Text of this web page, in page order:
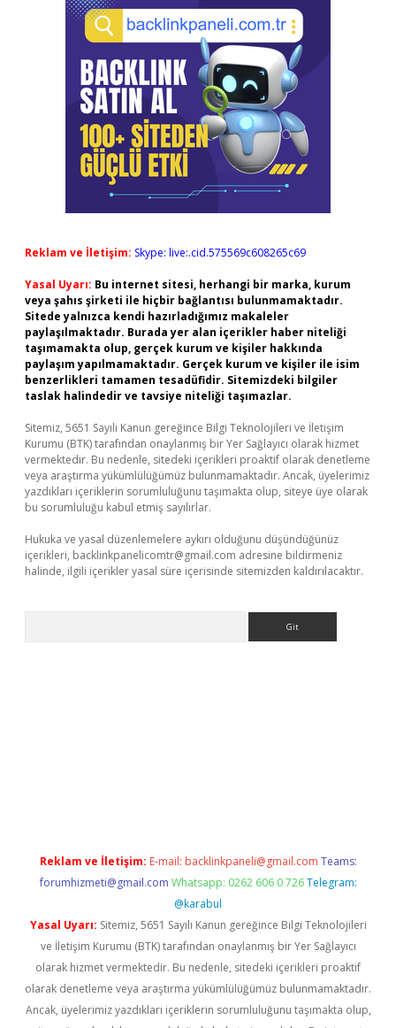
Reklam ve İletişim: Skype: live:.cid.575569c608265c69
Yasal Uyarı: Bu internet sitesi, herhangi bir marka, kurum
veya şahıs şirketi ile hiçbir bağlantısı bulunmamaktadır.
Sitede yalnızca kendi hazırladığımız makaleler
paylaşılmaktadır. Burada yer alan içerikler haber niteliği
taşımamakta olup, gerçek kurum ve kişiler hakkında
paylaşım yapılmamaktadır. Gerçek kurum ve kişiler ile isim
benzerlikleri tamamen tesadüfidir. Sitemizdeki bilgiler
taslak halindedir ve tavsiye niteliği taşımazlar.
Sitemiz, 5651 Sayılı Kanun gereğince Bilgi Teknolojileri ve İletişim
Kurumu (BTK) tarafından onaylanmış bir Yer Sağlayıcı olarak hizmet
vermektedir. Bu nedenle, sitedeki içerikleri proaktif olarak denetleme
veya araştırma yükümlülüğümüz bulunmamaktadır. Ancak, üyelerimiz
yazdıkları içeriklerin sorumluluğunu taşımakta olup, siteye üye olarak
bu sorumluluğu kabul etmiş sayılırlar.
Hukuka ve yasal düzenlemelere aykırı olduğunu düşündüğünüz
içerikleri, backlinkpanelicomtr@gmail.com adresine bildirmeniz
halinde, ilgili içerikler yasal süre içerisinde sitemizden kaldırılacaktır.
Reklam ve İletişim: E-mail: backlinkpaneli@gmail.com Teams:
forumhizmeti@gmail.com Whatsapp: 0262 606 0 726 Telegram:
@karabul
Yasal Uyarı: Sitemiz, 5651 Sayılı Kanun gereğince Bilgi Teknolojileri
ve İletişim Kurumu (BTK) tarafından onaylanmış bir Yer Sağlayıcı
olarak hizmet vermektedir. Bu nedenle, sitedeki içerikleri proaktif
olarak denetleme veya araştırma yükümlülüğümüz bulunmamaktadır.
Ancak, üyelerimiz yazdıkları içeriklerin sorumluluğunu taşımakta olup,